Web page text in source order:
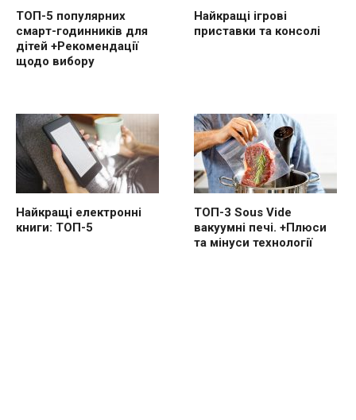
ТОП-5 популярних
смарт-годинників для
дітей +Рекомендації
щодо вибору
Найкращі ігрові
приставки та консолі
Найкращі електронні
книги: ТОП-5
ТОП-3 Sous Vide
вакуумні печі. +Плюси
та мінуси технології